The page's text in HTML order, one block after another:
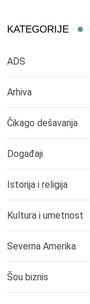
KATEGORIJE
ADS
Arhiva
Čikago dešavanja
Događaji
Istorija i religija
Kultura i umetnost
Severna Amerika
Šou biznis